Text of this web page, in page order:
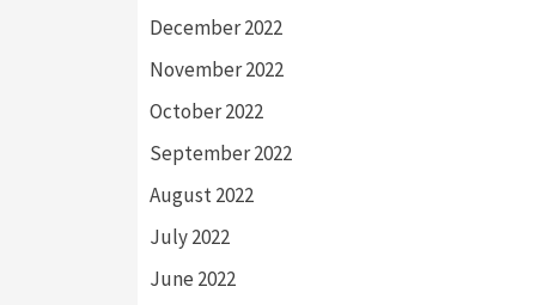
December 2022
November 2022
October 2022
September 2022
August 2022
July 2022
June 2022